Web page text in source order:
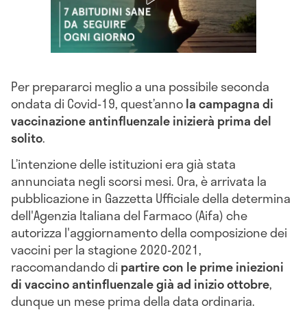
Per prepararci meglio a una possibile seconda
ondata di Covid-19, quest’annola campagna di
vaccinazione antinfluenzale inizierà prima del
solito.
L’intenzione delle istituzioni era già stata
annunciata negli scorsi mesi. Ora, è arrivata la
pubblicazione in Gazzetta Ufficiale della determina
dell'Agenzia Italiana del Farmaco (Aifa) che
autorizza l'aggiornamento della composizione dei
vaccini per la stagione 2020-2021,
raccomandando di partire con le prime iniezioni
di vaccino antinfluenzale già ad inizio ottobre,
dunque un mese prima della data ordinaria.